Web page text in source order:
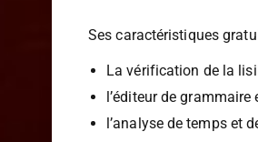
Ses caractéristiques
La vérification de la
l’éditeur de grammaire